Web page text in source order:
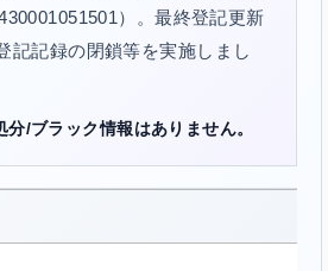
）。最終登記更新
記記録の閉鎖等を実施しまし
/ブラック情報はありません。